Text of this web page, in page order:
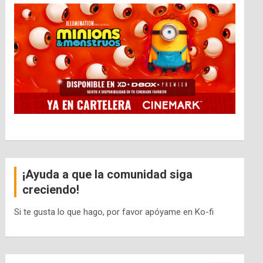
¡Ayuda a que la comunidad siga
creciendo!
Si te gusta lo que hago, por favor apóyame en Ko-fi